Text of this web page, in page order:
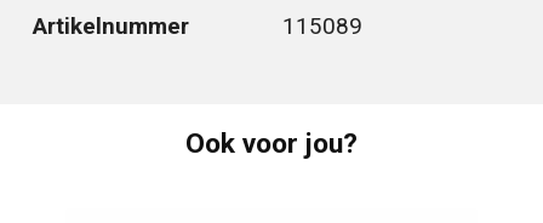
Artikelnummer 115089
Ook voor jou?